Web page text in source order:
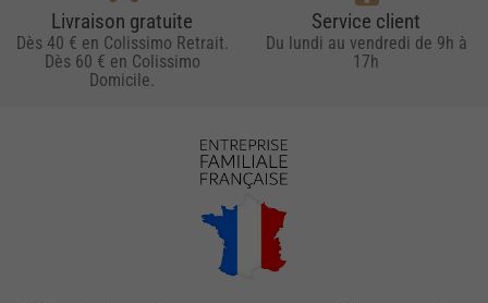
Livraison gratuite
Dès 40 € en Colissimo Retrait.
Dès 60 € en Colissimo
Domicile.
Service client
Du lundi au vendredi de 9h à
17h